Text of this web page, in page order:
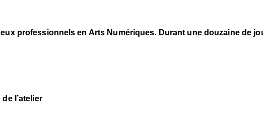
professionnels en Arts Numériques. Durant une douzaine de
l’atelier